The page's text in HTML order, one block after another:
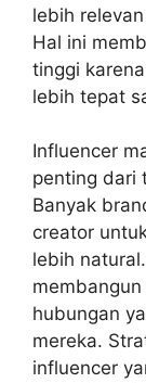
lebih
Hal ini
tinggi
lebih tepat
Influencer
penting dari
Banyak
creator
lebih
hubungan
mereka.
influencer